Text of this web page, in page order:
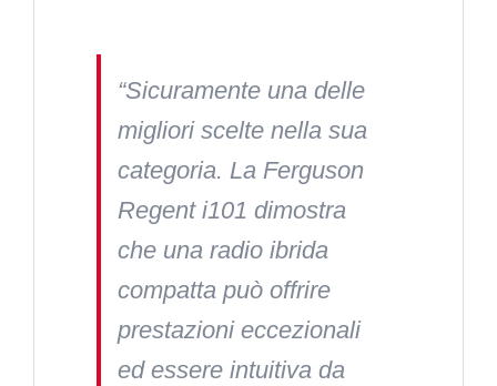
“Sicuramente una delle
migliori scelte nella sua
categoria. La Ferguson
Regent i101 dimostra
che una radio ibrida
compatta può offrire
prestazioni eccezionali
ed essere intuitiva da